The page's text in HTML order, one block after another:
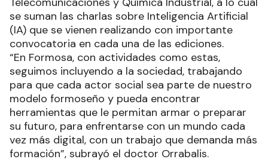
se suman las charlas sobre Inteligencia Artificial
(IA) que se vienen realizando con importante
convocatoria en cada una de las ediciones.
“En Formosa, con actividades como estas,
seguimos incluyendo a la sociedad, trabajando
para que cada actor social sea parte de nuestro
modelo formoseño y pueda encontrar
herramientas que le permitan armar o preparar
su futuro, para enfrentarse con un mundo cada
vez más digital, con un trabajo que demanda más
formación”, subrayó el doctor Orrabalis.